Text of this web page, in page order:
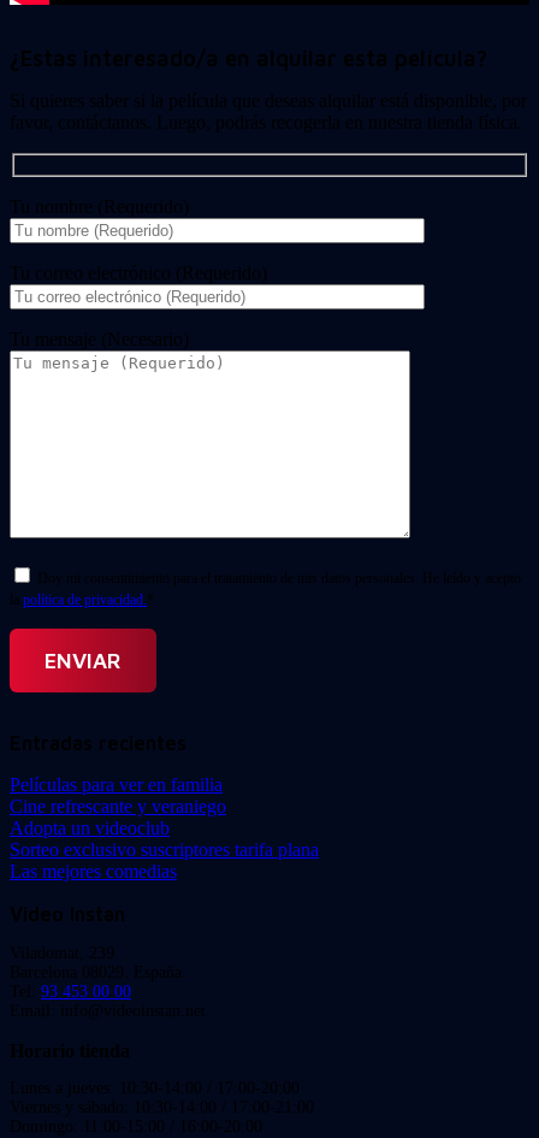
¿Estas interesado/a en alquilar esta película?
Si quieres saber si la película que deseas alquilar está disponible, por
favor, contáctanos. Luego, podrás recogerla en nuestra tienda física.
Tu nombre (Requerido)
Tu correo electrónico (Requerido)
Tu mensaje (Necesario)
Doy mi consentimiento para el tratamiento de mis datos personales. He leído y acepto
la política de privacidad. *
Entradas recientes
Películas para ver en familia
Cine refrescante y veraniego
Adopta un videoclub
Sorteo exclusivo suscriptores tarifa plana
Las mejores comedias
Video Instan
Viladomat, 239
Barcelona 08029. España.
Tel: 93 453 00 00
Email: info@videoinstan.net
Horario tienda
Lunes a jueves: 10:30-14:00 / 17:00-20:00
Viernes y sábado: 10:30-14:00 / 17:00-21:00
Domingo: 11:00-15:00 / 16:00-20:00